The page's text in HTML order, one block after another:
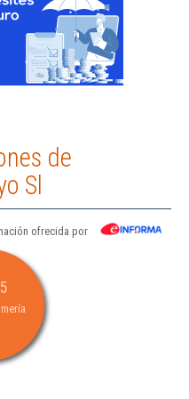
de
Sl
ofrecida por